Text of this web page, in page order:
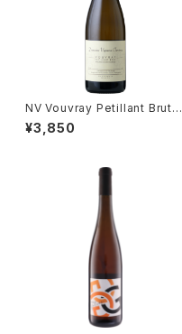
NV Vouvray Petillant Brut /
Dm. Vigneau-Chevreau
¥3,850